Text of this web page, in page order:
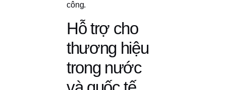
công.
Hỗ trợ cho
thương hiệu
trong nước